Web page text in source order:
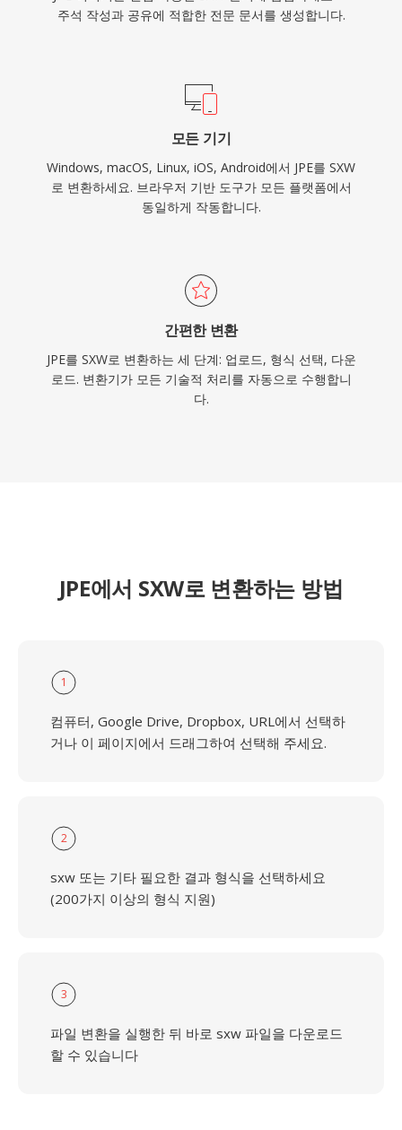
주석 작성과 공유에 적합한 전문 문서를 생성합니다.
모든 기기
Windows, macOS, Linux, iOS, Android에서 JPE를 SXW
로 변환하세요. 브라우저 기반 도구가 모든 플랫폼에서
동일하게 작동합니다.
간편한 변환
JPE를 SXW로 변환하는 세 단계: 업로드, 형식 선택, 다운
로드. 변환기가 모든 기술적 처리를 자동으로 수행합니
다.
JPE에서 SXW로 변환하는 방법
1
컴퓨터, Google Drive, Dropbox, URL에서 선택하
거나 이 페이지에서 드래그하여 선택해 주세요.
2
sxw 또는 기타 필요한 결과 형식을 선택하세요
(200가지 이상의 형식 지원)
3
파일 변환을 실행한 뒤 바로 sxw 파일을 다운로드
할 수 있습니다